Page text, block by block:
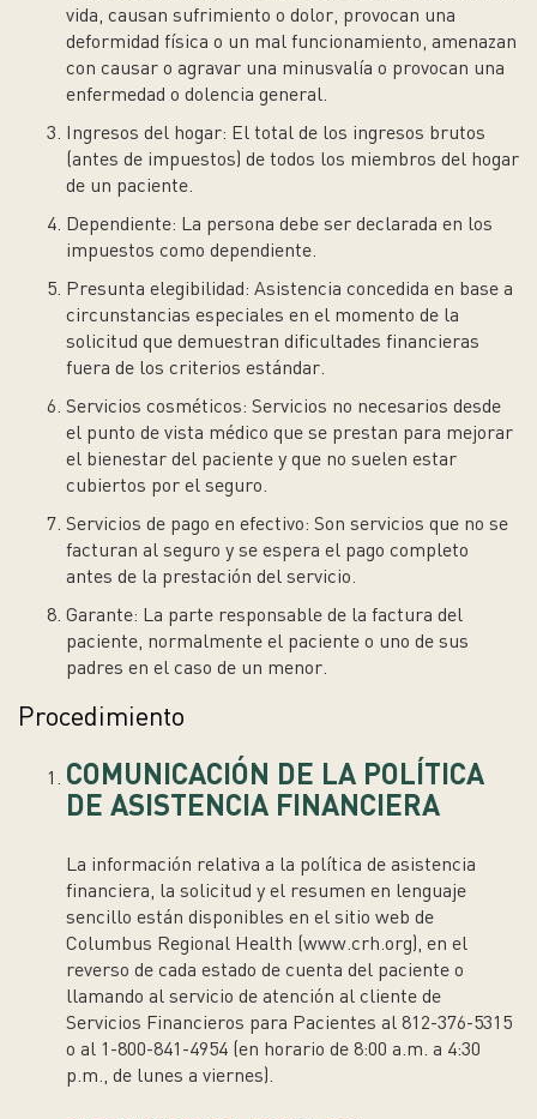
vida, causan sufrimiento o dolor, provocan una
deformidad física o un mal funcionamiento, amenazan
con causar o agravar una minusvalía o provocan una
enfermedad o dolencia general.
Ingresos del hogar: El total de los ingresos brutos
(antes de impuestos) de todos los miembros del hogar
de un paciente.
Dependiente: La persona debe ser declarada en los
impuestos como dependiente.
Presunta elegibilidad: Asistencia concedida en base a
circunstancias especiales en el momento de la
solicitud que demuestran dificultades financieras
fuera de los criterios estándar.
Servicios cosméticos: Servicios no necesarios desde
el punto de vista médico que se prestan para mejorar
el bienestar del paciente y que no suelen estar
cubiertos por el seguro.
Servicios de pago en efectivo: Son servicios que no se
facturan al seguro y se espera el pago completo
antes de la prestación del servicio.
Garante: La parte responsable de la factura del
paciente, normalmente el paciente o uno de sus
padres en el caso de un menor.
Procedimiento
COMUNICACIÓN DE LA POLÍTICA
DE ASISTENCIA FINANCIERA
La información relativa a la política de asistencia
financiera, la solicitud y el resumen en lenguaje
sencillo están disponibles en el sitio web de
Columbus Regional Health (www.crh.org), en el
reverso de cada estado de cuenta del paciente o
llamando al servicio de atención al cliente de
Servicios Financieros para Pacientes al 812-376-5315
o al 1-800-841-4954 (en horario de 8:00 a.m. a 4:30
p.m., de lunes a viernes).